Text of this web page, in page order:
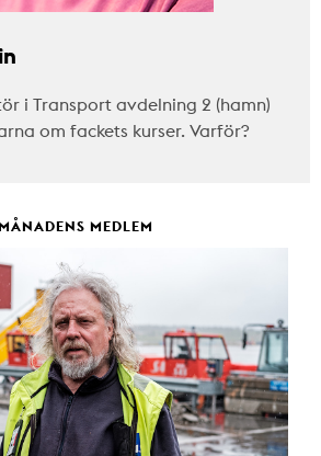
i Transport avdelning 2 (hamn)
om fackets kurser. Varför?
MEDLEM